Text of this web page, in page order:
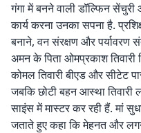
गंगा में बनने वाली डॉल्फिन
कार्य करना उनका सपना है.
बनाने, वन संरक्षण और पर्यावरण
अमन के पिता ओमप्रकाश
कोमल तिवारी बीएड और सीटेट
जबकि छोटी बहन आस्था तिवारी
साइंस में मास्टर कर रही हैं. मां
जताते हुए कहा कि मेहनत और